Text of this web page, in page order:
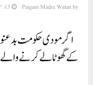
by
Paigam Madre Watan 13 دسمبر 2023
اگر مودی حکومت
کے گھوٹالے کرنے